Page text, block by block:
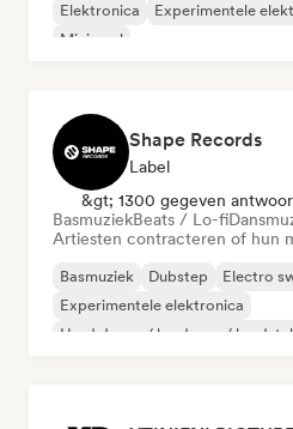
Elektronica
Experimentele
Minimaal
Shape Records
Label
&gt; 1300 gegeven
BasmuziekBeats / Lo-fi
Artiesten contracteren of hun
Basmuziek Dubstep
Electro
Experimentele elektronica
Hard dance / hardcore / hardstyle